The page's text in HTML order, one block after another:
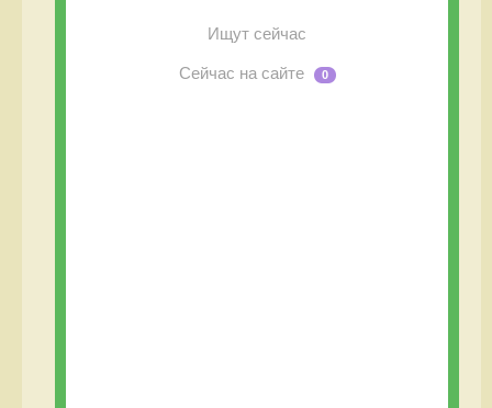
Ищут сейчас
Сейчас на сайте 0